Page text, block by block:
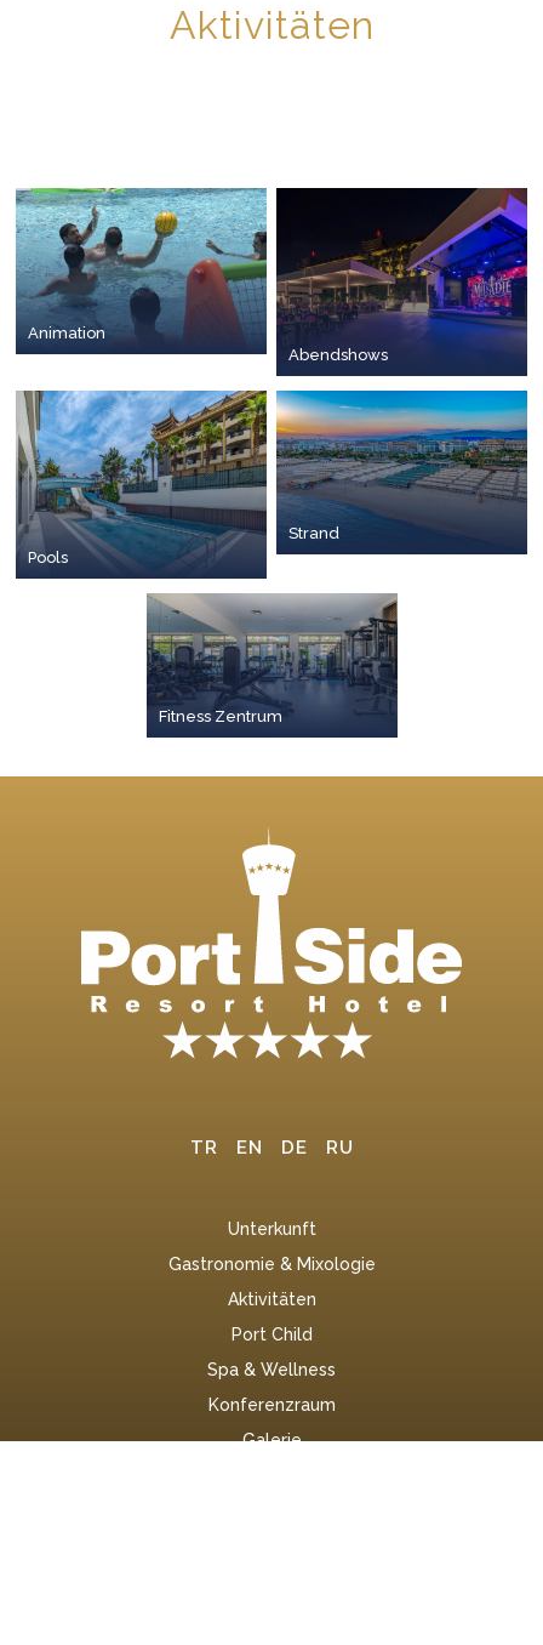
Aktivitäten
Animation
Abendshows
Pools
Strand
Fitness Zentrum
TR EN DE RU
Unterkunft
Gastronomie & Mixologie
Aktivitäten
Port Child
Spa & Wellness
Konferenzraum
Galerie